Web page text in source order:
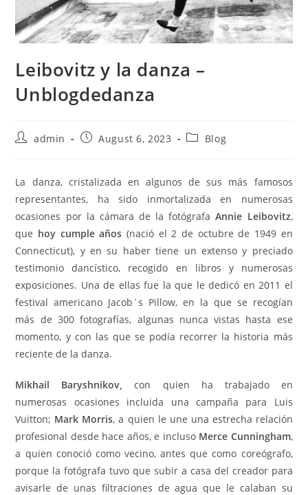
Leibovitz y la danza –
Unblogdedanza
Postadmin
PostAugust 6, 2023
PostBlog
La danza, cristalizada en algunos de sus más famosos
representantes, ha sido inmortalizada en numerosas
ocasiones por la cámara de la fotógrafaAnnie Leibovitz,
que hoy cumple años (nació el 2 de octubre de 1949 en
Connecticut), y en su haber tiene un extenso y preciado
testimonio dancístico, recogido en libros y numerosas
exposiciones. Una de ellas fue la que le dedicó en 2011 el
festival americano Jacob´s Pillow, en la que se recogían
más de 300 fotografías, algunas nunca vistas hasta ese
momento, y con las que se podía recorrer la historia más
reciente de la danza.
Mikhail Baryshnikov,
con quien ha trabajado en
numerosas ocasiones incluida una campaña para Luis
Vuitton; Mark Morris, a quien le une una estrecha relación
profesional desde hace años, e incluso Merce Cunningham,
a quien conoció como vecino, antes que como coreógrafo,
porque la fotógrafa tuvo que subir a casa del creador para
avisarle de unas filtraciones de agua que le calaban su